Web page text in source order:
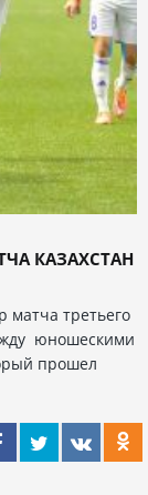
КАЗАХСТАН
третьего
юношескими
прошел